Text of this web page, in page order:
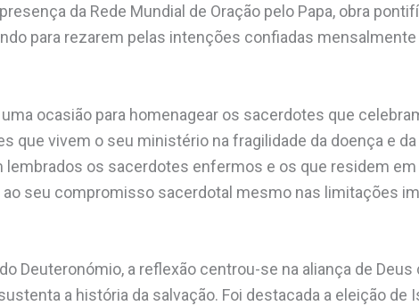
da Rede Mundial de Oração pelo Papa, obra
para rezarem pelas intenções confiadas
ocasião para homenagear os sacerdotes que
que vivem o seu ministério na fragilidade da doença e da
lembrados os sacerdotes enfermos e os que residem em
seu compromisso sacerdotal mesmo nas limitações
Deuteronómio, a reflexão centrou-se na aliança de Deus
a história da salvação. Foi destacada a eleição de